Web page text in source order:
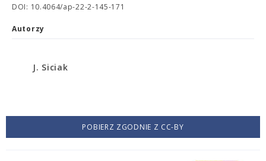
DOI: 10.4064/ap-22-2-145-171
Autorzy
J. Siciak
POBIERZ ZGODNIE Z CC-BY